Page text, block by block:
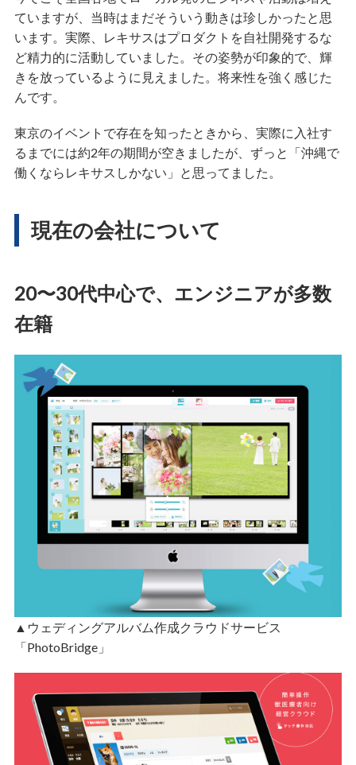
ていますが、当時はまだそういう動きは珍しかったと思
います。実際、レキサスはプロダクトを自社開発するな
ど精力的に活動していました。その姿勢が印象的で、輝
きを放っているように見えました。将来性を強く感じた
んです。
東京のイベントで存在を知ったときから、実際に入社す
るまでには約2年の期間が空きましたが、ずっと「沖縄で
働くならレキサスしかない」と思ってました。
現在の会社について
20〜30代中心で、エンジニアが多数
在籍
▲ウェディングアルバム作成クラウドサービス
「PhotoBridge」